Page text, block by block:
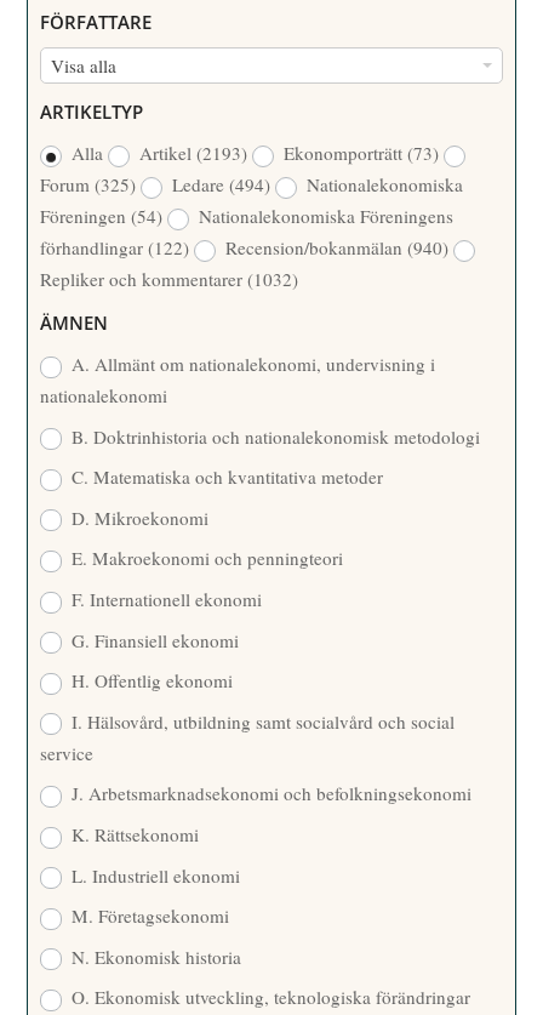
M
M
/
Å
R
FÖRFATTARE
Visa alla
R
F
A
T
T
A
R
ARTIKELTYP
Alla
Artikel(2193) Ekonomporträtt(73)
Forum(325) Ledare(494)
Nationalekonomiska
Föreningen(54)
Nationalekonomiska Föreningens
förhandlingar(122) Recension/bokanmälan(940)
Repliker och kommentarer(1032)
ÄMNEN
A. Allmänt om nationalekonomi, undervisning i
nationalekonomi
B. Doktrinhistoria och nationalekonomisk metodologi
C. Matematiska och kvantitativa metoder
D. Mikroekonomi
E. Makroekonomi och penningteori
F. Internationell ekonomi
G. Finansiell ekonomi
H. Offentlig ekonomi
I. Hälsovård, utbildning samt socialvård och social
service
J. Arbetsmarknadsekonomi och befolkningsekonomi
K. Rättsekonomi
L. Industriell ekonomi
M. Företagsekonomi
N. Ekonomisk historia
O. Ekonomisk utveckling, teknologiska förändringar